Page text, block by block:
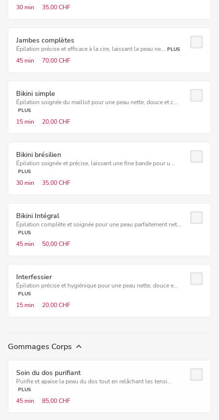
30 min 35,00 CHF
Jambes complètes
Épilation précise et efficace à la cire, laissant la peau ne... PLUS
45 min 70,00 CHF
Bikini simple
Épilation soignée du maillot pour une peau nette, douce et c...
PLUS
15 min 20,00 CHF
Bikini brésilien
Épilation soignée et précise, laissant une fine bande pour u...
PLUS
30 min 35,00 CHF
Bikini Intégral
Épilation complète et soignée pour une peau parfaitement net...
PLUS
45 min 50,00 CHF
Interfessier
Épilation précise et hygiénique pour une peau nette, douce e...
PLUS
15 min 20,00 CHF
Gommages Corps
Soin du dos purifiant
Purifie et apaise la peau du dos tout en relâchant les tensi...
PLUS
45 min 85,00 CHF